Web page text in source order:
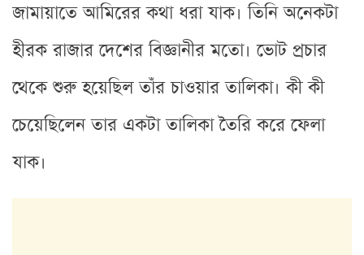
জামায়াতে আমিরের কথা ধরা যাক। তিনি অনেকটা
হীরক রাজার দেশের বিজ্ঞানীর মতো। ভোট প্রচার
থেকে শুরু হয়েছিল তাঁর চাওয়ার তালিকা। কী কী
চেয়েছিলেন তার একটা তালিকা তৈরি করে ফেলা
যাক।